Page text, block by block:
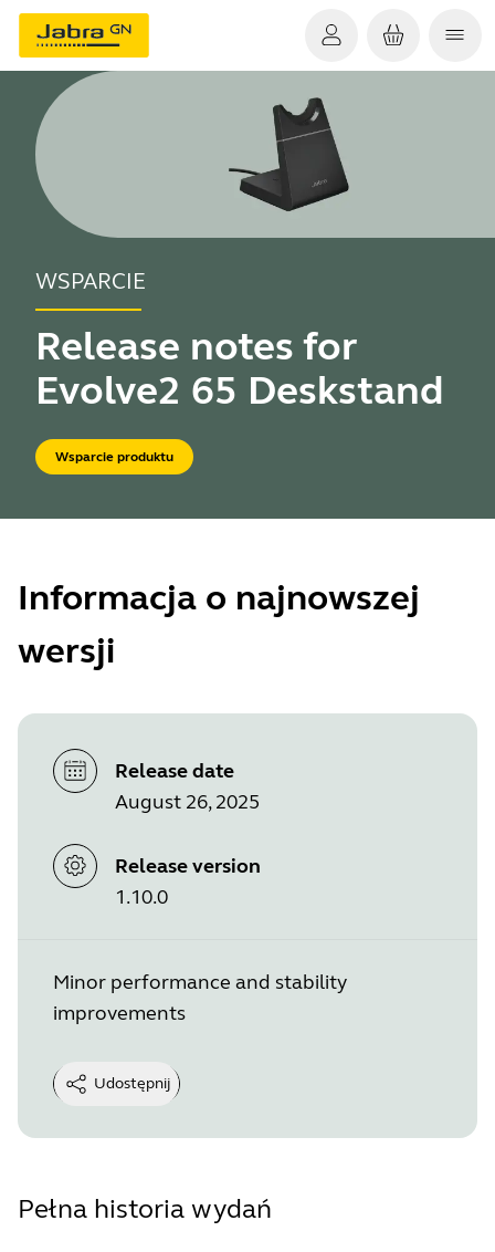
WSPARCIE
Release notes for
Evolve2 65 Deskstand
Wsparcie produktu
Informacja o najnowszej
wersji
Release date
August 26, 2025
Release version
1.10.0
Minor performance and stability
improvements
Udostępnij
Pełna historia wydań